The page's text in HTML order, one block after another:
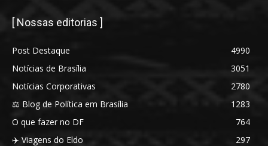
[ Nossas editorias ]
Post Destaque
4990
Notícias de Brasília
3051
Notícias Corporativas
2780
⚖️ Blog de Política em Brasília
1283
O que fazer no DF
764
✈️ Viagens do Eldo
297